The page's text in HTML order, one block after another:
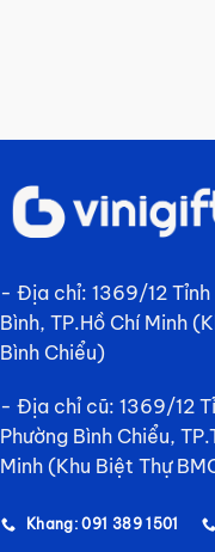
- Địa chỉ: 1369/12 Tỉnh
Bình, TP.Hồ Chí Minh
Bình Chiểu)
- Địa chỉ cũ: 1369/12
Phường Bình Chiểu,
Minh (Khu Biệt Thự
Khang: 091 389 1501